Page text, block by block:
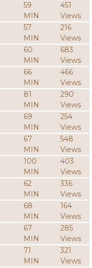
59
MIN
451
Views
57
MIN
216
Views
60
MIN
683
Views
66
MIN
466
Views
81
MIN
290
Views
69
MIN
254
Views
67
MIN
548
Views
100
MIN
403
Views
62
MIN
336
Views
68
MIN
164
Views
67
MIN
285
Views
71
MIN
321
Views